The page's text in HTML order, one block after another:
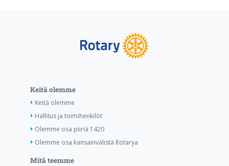
Keitä olemme
Keitä olemme
Hallitus ja toimihenkilöt
Olemme osa piiriä 1420
Olemme osa kansainvälistä Rotarya
Mitä teemme